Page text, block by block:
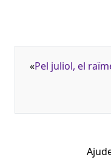
«Pel juliol, el